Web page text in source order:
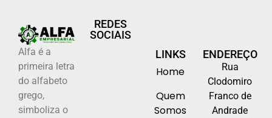
Alfa é a
primeira letra
do alfabeto
grego,
simboliza o
REDES
SOCIAIS
LINKS
Home
Quem
Somos
ENDEREÇO
Rua
Clodomiro
Franco de
Andrade